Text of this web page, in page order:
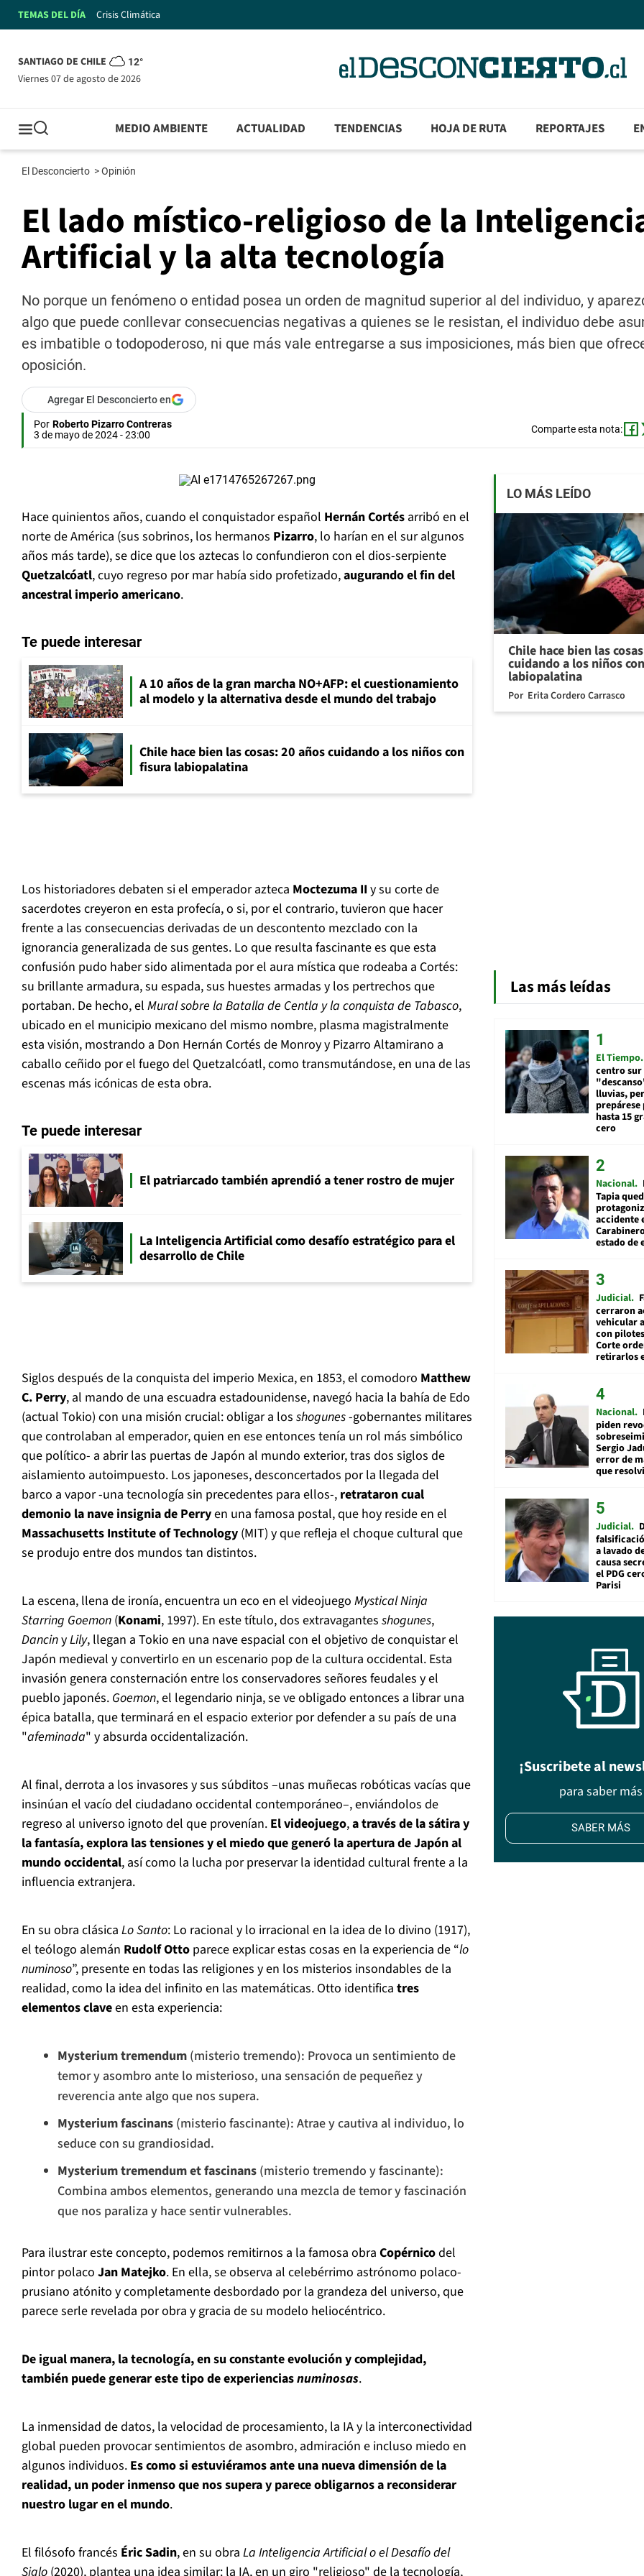
TEMAS DEL DÍA Crisis Climática
SANTIAGO DE CHILE 12°
viernes 07 de agosto de 2026
MEDIO AMBIENTE ACTUALIDAD TENDENCIAS HOJA DE RUTA REPORTAJES
El Desconcierto >Opinión
El lado místico-religioso de la
Artificial y la alta tecnología
No porque un fenómeno o entidad posea un orden de magnitud superior al del individuo, y
algo que puede conllevar consecuencias negativas a quienes se le resistan, el individuo debe
es imbatible o todopoderoso, ni que más vale entregarse a sus imposiciones, más bien que
oposición.
Agregar El Desconcierto en
Por Roberto Pizarro Contreras
3 de mayo de 2024 - 23:00
Comparte esta nota:
Hace quinientos años, cuando el conquistador español Hernán Cortés arribó en el
norte de América (sus sobrinos, los hermanos Pizarro, lo harían en el sur algunos
años más tarde), se dice que los aztecas lo confundieron con el dios-serpiente
Quetzalcóatl, cuyo regreso por mar había sido profetizado,augurando el fin del
ancestral imperio americano.
Te puede interesar
A 10 años de la gran marcha NO+AFP: el cuestionamiento
al modelo y la alternativa desde el mundo del trabajo
Chile hace bien las cosas: 20 años cuidando a los niños con
fisura labiopalatina
Los historiadores debaten si el emperador azteca Moctezuma II y su corte de
sacerdotes creyeron en esta profecía, o si, por el contrario, tuvieron que hacer
frente a las consecuencias derivadas de un descontento mezclado con la
ignorancia generalizada de sus gentes. Lo que resulta fascinante es que esta
confusión pudo haber sido alimentada por el aura mística que rodeaba a Cortés:
su brillante armadura, su espada, sus huestes armadas y los pertrechos que
portaban. De hecho, el Mural sobre la Batalla de Centla y la conquista de Tabasco,
ubicado en el municipio mexicano del mismo nombre, plasma magistralmente
esta visión, mostrando a Don Hernán Cortés de Monroy y Pizarro Altamirano a
caballo ceñido por el fuego del Quetzalcóatl, como transmutándose, en una de las
escenas más icónicas de esta obra.
Te puede interesar
El patriarcado también aprendió a tener rostro de mujer
La Inteligencia Artificial como desafío estratégico para el
desarrollo de Chile
Siglos después de la conquista del imperio Mexica, en 1853, el comodoro Matthew
C. Perry, al mando de una escuadra estadounidense, navegó hacia la bahía de Edo
(actual Tokio) con una misión crucial: obligar a los shogunes-gobernantes militares
que controlaban al emperador, quien en ese entonces tenía un rol más simbólico
que político- a abrir las puertas de Japón al mundo exterior, tras dos siglos de
aislamiento autoimpuesto. Los japoneses, desconcertados por la llegada del
barco a vapor -una tecnología sin precedentes para ellos-, retrataron cual
demonio la nave insignia de Perryen una famosa postal, que hoy reside en el
Massachusetts Institute of Technology (MIT) y que refleja el choque cultural que
se produjo entre dos mundos tan distintos.
La escena, llena de ironía, encuentra un eco en el videojuego Mystical Ninja
Starring Goemon (Konami, 1997). En este título, dos extravagantes shogunes,
DancinyLily, llegan a Tokio en una nave espacial con el objetivo de conquistar el
Japón medieval y convertirlo en un escenario pop de la cultura occidental. Esta
invasión genera consternación entre los conservadores señores feudales y el
pueblo japonés. Goemon, el legendario ninja, se ve obligado entonces a librar una
épica batalla, que terminará en el espacio exterior por defender a su país de una
"afeminada" y absurda occidentalización.
Al final, derrota a los invasores y sus súbditos –unas muñecas robóticas vacías que
insinúan el vacío del ciudadano occidental contemporáneo–, enviándolos de
regreso al universo ignoto del que provenían. El videojuego,a través de la sátira y
la fantasía, explora las tensiones y el miedo que generó la apertura de Japón al
mundo occidental, así como la lucha por preservar la identidad cultural frente a la
influencia extranjera.
En su obra clásica Lo Santo: Lo racional y lo irracional en la idea de lo divino (1917),
el teólogo alemán Rudolf Otto parece explicar estas cosas en la experiencia de “lo
numinoso”, presente en todas las religiones y en los misterios insondables de la
realidad, como la idea del infinito en las matemáticas. Otto identifica tres
elementos claveen esta experiencia:
Mysterium tremendum (misterio tremendo): Provoca un sentimiento de
temor y asombro ante lo misterioso, una sensación de pequeñez y
reverencia ante algo que nos supera.
Mysterium fascinans (misterio fascinante): Atrae y cautiva al individuo, lo
seduce con su grandiosidad.
Mysterium tremendum et fascinans (misterio tremendo y fascinante):
Combina ambos elementos, generando una mezcla de temor y fascinación
que nos paraliza y hace sentir vulnerables.
Para ilustrar este concepto, podemos remitirnos a la famosa obra Copérnicodel
pintor polaco Jan Matejko. En ella, se observa al celebérrimo astrónomo polaco-
prusiano atónito y completamente desbordado por la grandeza del universo, que
parece serle revelada por obra y gracia de su modelo heliocéntrico.
De igual manera, la tecnología, en su constante evolución y complejidad,
también puede generar este tipo de experienciasnuminosas.
La inmensidad de datos, la velocidad de procesamiento, la IA y la interconectividad
global pueden provocar sentimientos de asombro, admiración e incluso miedo en
algunos individuos. Es como si estuviéramos ante una nueva dimensión de la
realidad, un poder inmenso que nos supera y parece obligarnos a reconsiderar
nuestro lugar en el mundo.
El filósofo francés Éric Sadin, en su obra La Inteligencia Artificial o el Desafío del
Siglo (2020), plantea una idea similar: la IA, en un giro "religioso" de la tecnología,
LO MÁS LEÍDO
Chile hace bien las
cuidando a los niños
labiopalatina
Por Erita Cordero Carrasco
Las más leídas
El Tiempo
centro
lluvias,
hasta 15
cero
Nacional
Tapia
accidente
estado de
Judicial
cerraron
vehicular
con
Corte
retirarlos
Nacional
piden
Sergio
error de
que
Judicial
a lavado
causa
el PDG
Parisi
¡Suscribete al
para saber más
SABER MÁS